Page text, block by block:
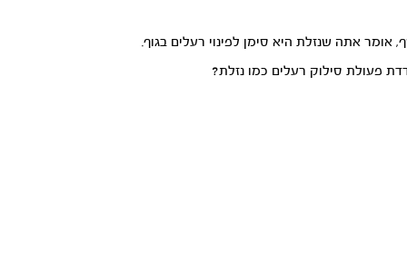
אתה שנזלת היא סימן לפינוי רעלים בגוף.
פעולת סילוק רעלים כמו נזלת?